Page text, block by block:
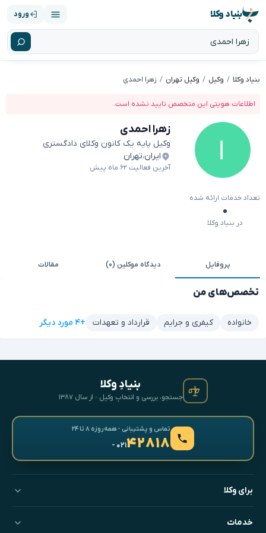
بنیاد وکلا ورود
بنیاد وکلا وکیل وکیل تهران زهرا احمدی
اطلاعات هویتی این متخصص تایید نشده است.
زهرا احمدی
وکیل پایه یک کانون وکلای دادگستری
ایران،تهران
آخرین فعالیت ۶۲ ماه پیش
تعداد خدمات ارائه شده
۰
در بنیاد وکلا
پروفایل دیدگاه موکلین (۰) مقالات
تخصص‌های من
خانواده کیفری و جرایم قرارداد و تعهدات +۴ مورد دیگر
بنیادِ وکلا
جستجو، بررسی و انتخابِ وکیل · از سال ۱۳۸۷
تماس و پشتیبانی · همه‌روزه ۸ تا ۲۴
۴۲۸۱۸- ۰۲۱
برای وکلا
خدمات